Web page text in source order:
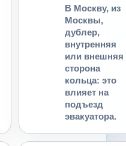
В Москву, из
Москвы,
дублер,
внутренняя
или внешняя
сторона
кольца: это
влияет на
подъезд
эвакуатора.